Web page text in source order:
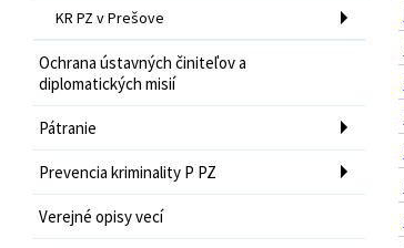
KR PZ v Prešove
Ochrana ústavných činiteľov a
diplomatických misií
Pátranie
Prevencia kriminality P PZ
Verejné opisy vecí